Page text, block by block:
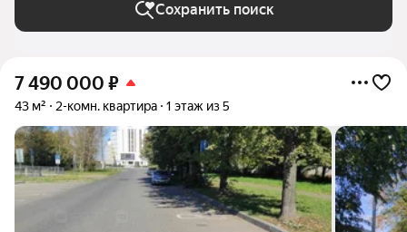
Сохранить поиск
7 490 000 ₽
43 м² 2-комн. квартира 1 этаж из 5